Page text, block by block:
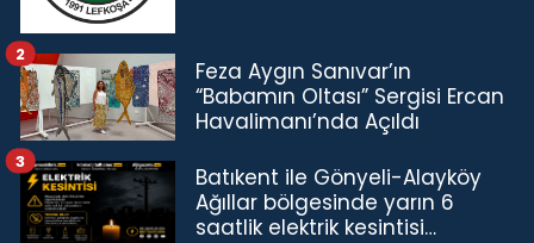
Feza Aygın Sanıvar’ın
“Babamın Oltası” Sergisi Ercan
Havalimanı’nda Açıldı
2
Batıkent ile Gönyeli-Alayköy
Ağıllar bölgesinde yarın 6
saatlik elektrik kesintisi…
3